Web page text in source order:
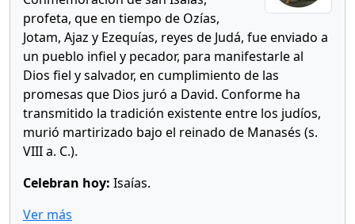
profeta, que en tiempo de Ozías,
Jotam, Ajaz y Ezequías, reyes de Judá, fue enviado a
un pueblo infiel y pecador, para manifestarle al
Dios fiel y salvador, en cumplimiento de las
promesas que Dios juró a David. Conforme ha
transmitido la tradición existente entre los judíos,
murió martirizado bajo el reinado de Manasés (s.
VIII a. C.).
Celebran hoy: Isaías.
Ver más